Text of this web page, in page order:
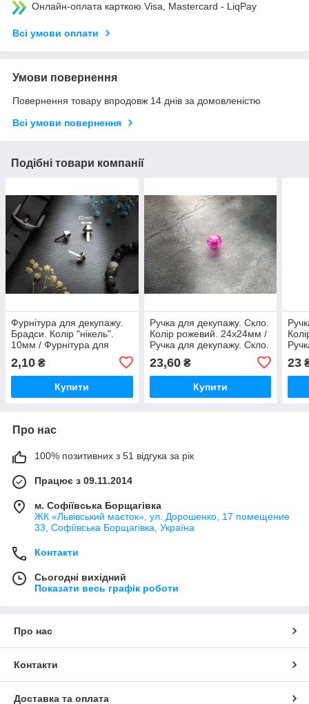
Онлайн-оплата карткою Visa, Mastercard - LiqPay
Всі умови оплати
Умови повернення
Повернення товару впродовж 14 днів за домовленістю
Всі умови повернення
Подібні товари компанії
Фурнітура для декупажу.
Брадси. Колір "нікель".
10мм / Фурнітура для
декупажу. Брадси. Колір
"нікель". 10мм
2,10 ₴
Купити
Ручка для декупажу. Скло.
Колір рожевий. 24х24мм /
Ручка для декупажу. Скло.
Колір рожевий. 24х24мм
23,60₴
Купити
23
Про нас
100% позитивних з 51 відгука за рік
Працює з 09.11.2014
м. Софіївська Борщагівка
ЖК «Львівський маєток», ул. Дорошенко, 17 помещение
33, Софіївська Борщагівка, Україна
Контакти
Сьогодні вихідний
Показати весь графік роботи
Про нас
Контакти
Доставка та оплата